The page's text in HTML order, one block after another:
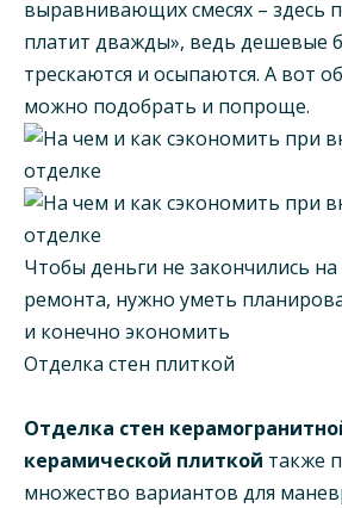
выравнивающих смесях – здесь
платит дважды», ведь дешевые
трескаются и осыпаются. А вот
можно подобрать и попроще.
Чтобы деньги не закончились
ремонта, нужно уметь
и конечно экономить
Отделка стен плиткой
Отделка стен
керамической плиткой также
множество вариантов для